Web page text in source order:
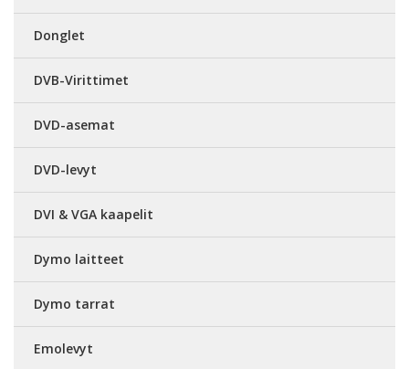
Donglet
DVB-Virittimet
DVD-asemat
DVD-levyt
DVI & VGA kaapelit
Dymo laitteet
Dymo tarrat
Emolevyt